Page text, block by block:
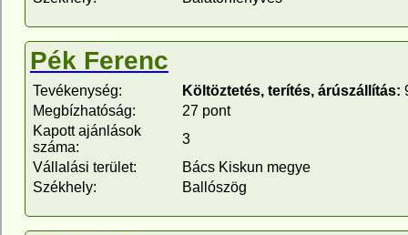
Pék Ferenc
Tevékenység: Költöztetés, terítés, árúszállítás:
Megbízhatóság:
27 pont
Kapott ajánlások
száma:
3
Vállalási terület:
Bács Kiskun megye
Székhely:
Ballószög